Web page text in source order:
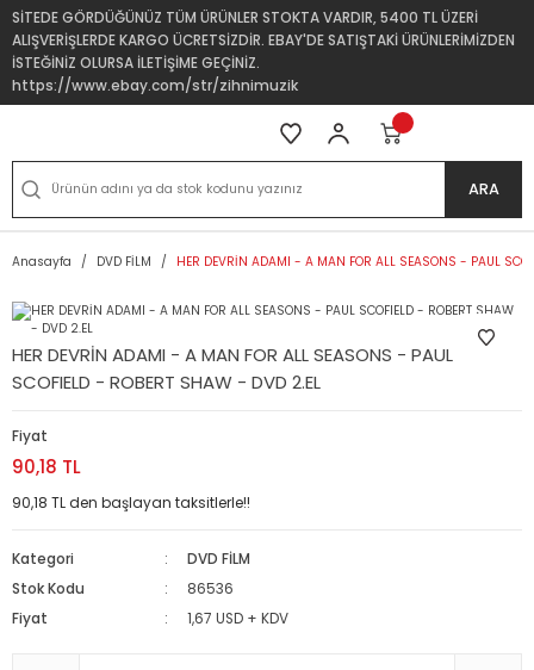
SİTEDE GÖRDÜĞÜNÜZ TÜM ÜRÜNLER STOKTA VARDIR, 5400 TL ÜZERİ
ALIŞVERİŞLERDE KARGO ÜCRETSİZDİR. EBAY'DE SATIŞTAKİ ÜRÜNLERİMİZDEN
İSTEĞİNİZ OLURSA İLETİŞİME GEÇİNİZ.
https://www.ebay.com/str/zihnimuzik
ARA
Anasayfa DVD FİLM HER DEVRİN ADAMI - A MAN FOR ALL SEASONS - PAUL
HER DEVRİN ADAMI - A MAN FOR ALL SEASONS - PAUL
SCOFIELD - ROBERT SHAW - DVD 2.EL
Fiyat
90,18 TL
90,18 TL den başlayan taksitlerle!!
Kategori
DVD FİLM
Stok Kodu
86536
Fiyat
1,67 USD + KDV